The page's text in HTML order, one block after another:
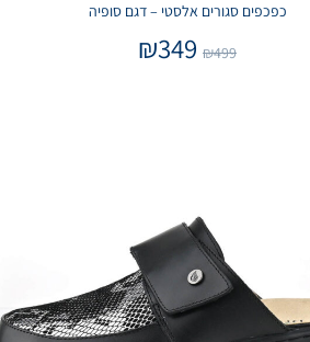
כפכפים סגורים אלסטי – דגם סופיה
₪499
₪349